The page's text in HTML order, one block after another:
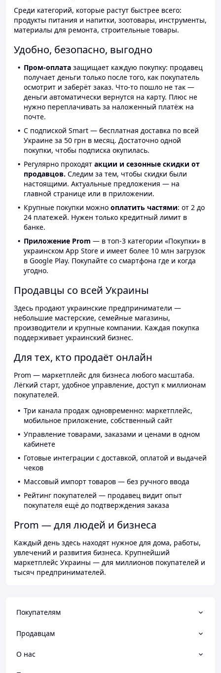
Среди категорий, которые растут быстрее всего:
продукты питания и напитки, зоотовары, инструменты,
материалы для ремонта, строительные товары.
Удобно, безопасно, выгодно
Пром-оплата защищает каждую покупку: продавец
получает деньги только после того, как покупатель
осмотрит и заберёт заказ. Что-то пошло не так —
деньги автоматически вернутся на карту. Плюс не
нужно переплачивать за наложенный платёж на
почте.
С подпиской Smart — бесплатная доставка по всей
Украине за 50 грн в месяц. Достаточно одной
покупки, чтобы подписка окупилась.
Регулярно проходят акции и сезонные скидки от
продавцов. Следим за тем, чтобы скидки были
настоящими. Актуальные предложения — на
главной странице или в приложении.
Крупные покупки можно оплатить частями: от 2 до
24 платежей. Нужен только кредитный лимит в
банке.
Приложение Prom — в топ-3 категории «Покупки» в
украинском App Store и имеет более 10 млн загрузок
в Google Play. Покупайте со смартфона где и когда
угодно.
Продавцы со всей Украины
Здесь продают украинские предприниматели —
небольшие мастерские, семейные магазины,
производители и крупные компании. Каждая покупка
поддерживает украинский бизнес.
Для тех, кто продаёт онлайн
Prom — маркетплейс для бизнеса любого масштаба.
Лёгкий старт, удобное управление, доступ к миллионам
покупателей.
Три канала продаж одновременно: маркетплейс,
мобильное приложение, собственный сайт
Управление товарами, заказами и ценами в одном
кабинете
Готовые интеграции с доставкой, оплатой и выдачей
чеков
Массовый импорт товаров — без ручного ввода
Рейтинг покупателей — продавец видит опыт
покупателя ещё до подтверждения заказа
Prom — для людей и бизнеса
Каждый день здесь находят нужное для дома, работы,
увлечений и развития бизнеса. Крупнейший
маркетплейс Украины — для миллионов покупателей и
тысяч предпринимателей.
Покупателям
Продавцам
О нас